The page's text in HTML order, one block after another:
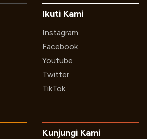
Ikuti Kami
Instagram
Facebook
Youtube
Twitter
TikTok
Kunjungi Kami